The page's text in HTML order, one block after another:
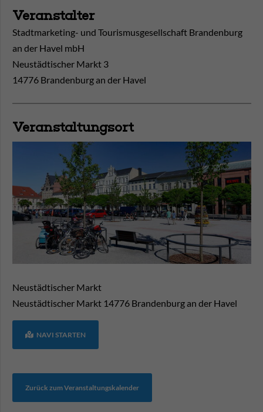
Veranstalter
Stadtmarketing- und Tourismusgesellschaft Brandenburg
an der Havel mbH
Neustädtischer Markt 3
14776 Brandenburg an der Havel
Veranstaltungsort
Neustädtischer Markt
Neustädtischer Markt 14776 Brandenburg an der Havel
NAVI STARTEN
Zurück zum Veranstaltungskalender